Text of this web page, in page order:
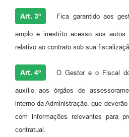
Art. 3º Fica garantido aos
amplo e irrestrito acesso aos autos
relativo ao contrato sob sua
Art. 4º O Gestor e o Fiscal
auxílio aos órgãos de
interno da Administração, que
com informações relevantes para
contratual.